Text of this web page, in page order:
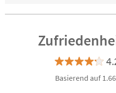
Basierend auf